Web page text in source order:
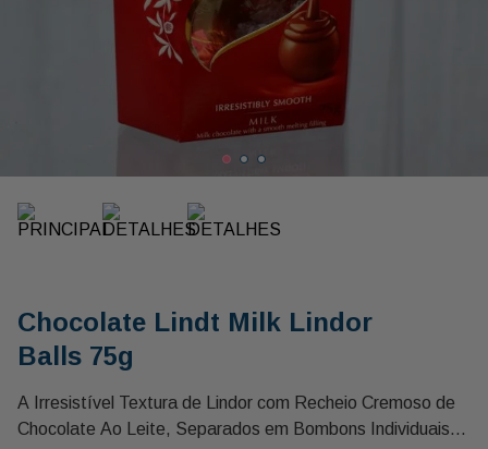
Chocolate Lindt Milk Lindor
Balls 75g
A Irresistível Textura de Lindor com Recheio Cremoso de
Chocolate Ao Leite, Separados em Bombons Individuais.